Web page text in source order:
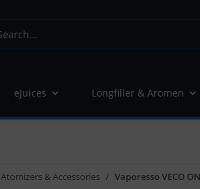
eJuices Longfiller & Aromen
Atomizers & Accessories Vaporesso VECO